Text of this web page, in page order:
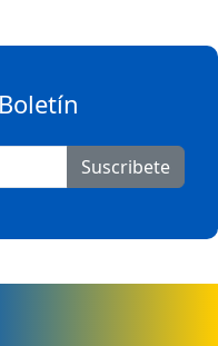
Suscribete